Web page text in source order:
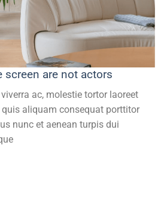
are not actors
ac, molestie tortor laoreet
aliquam consequat porttitor
nunc et aenean turpis dui